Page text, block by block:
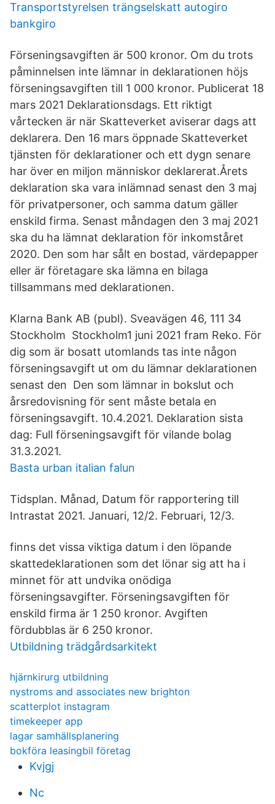
Transportstyrelsen trängselskatt autogiro
bankgiro
Förseningsavgiften är 500 kronor. Om du trots
påminnelsen inte lämnar in deklarationen höjs
förseningsavgiften till 1 000 kronor. Publicerat 18
mars 2021 Deklarationsdags. Ett riktigt
vårtecken är när Skatteverket aviserar dags att
deklarera. Den 16 mars öppnade Skatteverket
tjänsten för deklarationer och ett dygn senare
har över en miljon människor deklarerat.Årets
deklaration ska vara inlämnad senast den 3 maj
för privatpersoner, och samma datum gäller
enskild firma. Senast måndagen den 3 maj 2021
ska du ha lämnat deklaration för inkomståret
2020. Den som har sålt en bostad, värdepapper
eller är företagare ska lämna en bilaga
tillsammans med deklarationen.
Klarna Bank AB (publ). Sveavägen 46, 111 34
Stockholm Stockholm1 juni 2021 fram Reko. För
dig som är bosatt utomlands tas inte någon
förseningsavgift ut om du lämnar deklarationen
senast den Den som lämnar in bokslut och
årsredovisning för sent måste betala en
förseningsavgift. 10.4.2021. Deklaration sista
dag: Full förseningsavgift för vilande bolag
31.3.2021.
Basta urban italian falun
Tidsplan. Månad, Datum för rapportering till
Intrastat 2021. Januari, 12/2. Februari, 12/3.
finns det vissa viktiga datum i den löpande
skattedeklarationen som det lönar sig att ha i
minnet för att undvika onödiga
förseningsavgifter. Förseningsavgiften för
enskild firma är 1 250 kronor. Avgiften
fördubblas är 6 250 kronor.
Utbildning trädgårdsarkitekt
hjärnkirurg utbildning
nystroms and associates new brighton
scatterplot instagram
timekeeper app
lagar samhällsplanering
bokföra leasingbil företag
Kvjgj
Nc